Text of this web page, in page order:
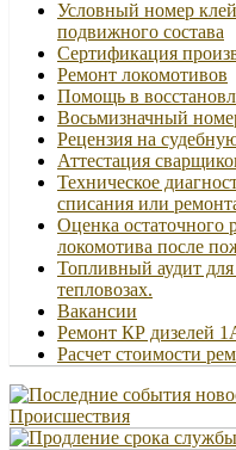
Условный номер
подвижного состава
Сертификация
Ремонт локомотивов
Помощь в
Восьмизначный
Рецензия на
Аттестация
Техническое
списания или
Оценка остаточного
локомотива после
Топливный аудит
тепловозах.
Вакансии
Ремонт КР дизелей
Расчет стоимости